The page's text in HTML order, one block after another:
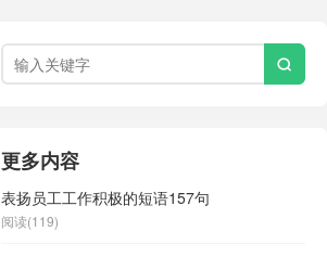

更多内容
表扬员工工作积极的短语157句
阅读(119)